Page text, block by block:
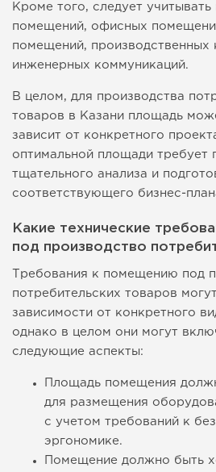
Кроме того, следует учитывать
помещений, офисных
помещений, производственных
инженерных коммуникаций.
В целом, для производства
товаров в Казани площадь
зависит от конкретного
оптимальной площади требует
тщательного анализа и
соответствующего бизнес-
Какие технические
под производство
Требования к помещению под
потребительских товаров
зависимости от конкретного
однако в целом они могут
следующие аспекты:
Площадь помещения
для размещения
с учетом требований к
эргономике.
Помещение должно быть